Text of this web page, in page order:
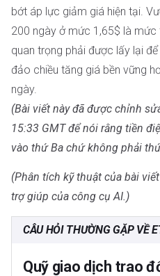
bớt áp lực giảm giá hiện tại.
200 ngày ở mức 1,65$ là
quan trọng phải được lấy lại
đảo chiều tăng giá bền vững
ngày.
(Bài viết này đã được chỉnh
15:33 GMT để nói rằng tiền
vào thứ Ba chứ không phải
(Phân tích kỹ thuật của bài
trợ giúp của công cụ AI.)
CÂU HỎI THƯỜNG GẶP VỀ
Quỹ giao dịch trao